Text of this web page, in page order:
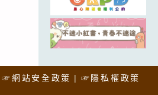
☞網站安全政策 ☞隱私權政策